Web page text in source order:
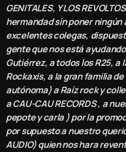
GENITALES, Y LOS
hermandad sin poner ningún
excelentes colegas,
gente que nos está
Gutiérrez, a todos los R25, a
Rockaxis, a la gran familia
autónoma) a Raíz rock y
a CAU-CAU RECORDS , a
pepote y carla ) por la
por supuesto a nuestro
AUDIO) quien nos hara